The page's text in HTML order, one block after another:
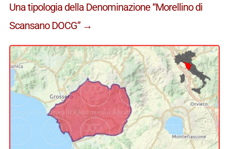
Una tipologia della Denominazione “Morellino di
Scansano DOCG” →